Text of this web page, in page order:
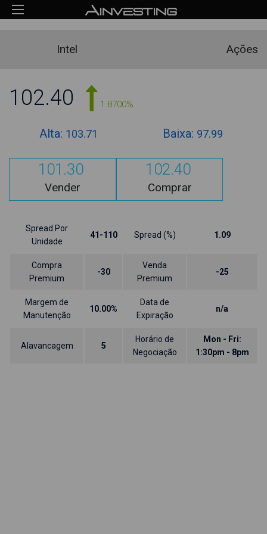
Intel Ações
102.40 1.8700%
Alta: 103.71 Baixa: 97.99
101.30
Vender
102.40
Comprar
Spread Por
Unidade
41-110 Spread (%) 1.09
Compra
Premium
-30
Venda
Premium
-25
Margem de
Manutenção
10.00%
Data de
Expiração
n/a
Alavancagem 5
Horário de
Negociação
Mon - Fri:
1:30pm - 8pm